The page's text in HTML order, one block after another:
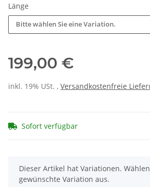
Länge
Bitte wählen Sie eine Variation.
199,00 €
inkl. 19% USt. , Versandkostenfreie
Sofort verfügbar
x
Dieser Artikel hat Variationen.
gewünschte Variation aus.